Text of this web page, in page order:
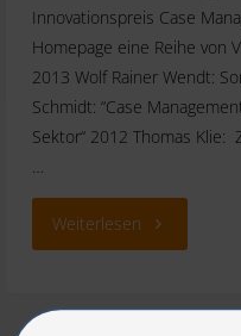
Innovationspreis Case
Homepage eine Reihe von
2013 Wolf Rainer Wendt:
Schmidt: “Case
Sektor“ 2012 Thomas Klie:
Weiterlesen "CM-